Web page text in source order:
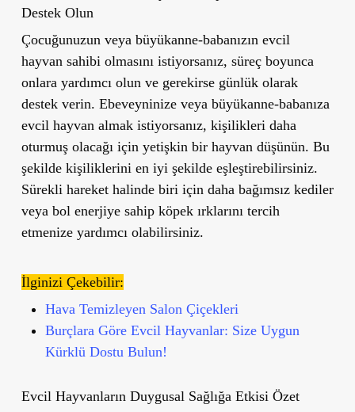
Destek Olun
Çocuğunuzun veya büyükanne-babanızın evcil
hayvan sahibi olmasını istiyorsanız, süreç boyunca
onlara yardımcı olun ve gerekirse günlük olarak
destek verin. Ebeveyninize veya büyükanne-babanıza
evcil hayvan almak istiyorsanız, kişilikleri daha
oturmuş olacağı için yetişkin bir hayvan düşünün. Bu
şekilde kişiliklerini en iyi şekilde eşleştirebilirsiniz.
Sürekli hareket halinde biri için daha bağımsız kediler
veya bol enerjiye sahip köpek ırklarını tercih
etmenize yardımcı olabilirsiniz.
İlginizi Çekebilir:
Hava Temizleyen Salon Çiçekleri
Burçlara Göre Evcil Hayvanlar: Size Uygun
Kürklü Dostu Bulun!
Evcil Hayvanların Duygusal Sağlığa Etkisi Özet